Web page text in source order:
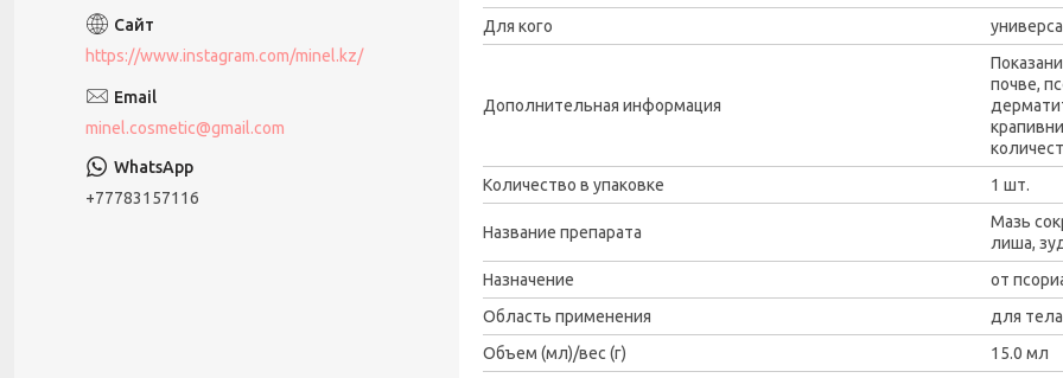
Для кого
Дополнительная информация
почве,
Количество в упаковке
1 шт.
Название препарата
Мазь
лиша,
Назначение
от
Область применения
для тела
Объем (мл)/вес (г)
15.0 мл
https://www.instagram.com/minel.kz/
minel.cosmetic@gmail.com
+77783157116